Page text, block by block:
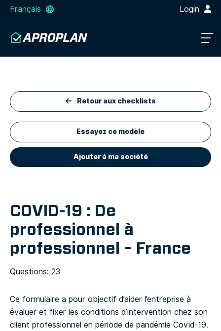
Français Login
Retour aux checklists
Essayez ce modèle
Ajouter à ma société
COVID-19 : De
professionnel à
professionnel – France
Questions: 23
Ce formulaire a pour objectif d’aider l’entreprise à
évaluer et fixer les conditions d’intervention chez son
client professionnel en période de pandémie Covid-19.